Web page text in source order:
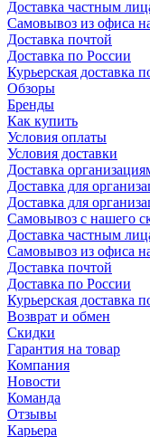
Доставка частным
Самовывоз из офиса
Доставка почтой
Доставка по России
Курьерская доставка
Обзоры
Бренды
Как купить
Условия оплаты
Условия доставки
Доставка
Доставка для
Доставка для
Самовывоз с нашего
Доставка частным
Самовывоз из офиса
Доставка почтой
Доставка по России
Курьерская доставка
Возврат и обмен
Скидки
Гарантия на товар
Компания
Новости
Команда
Отзывы
Карьера